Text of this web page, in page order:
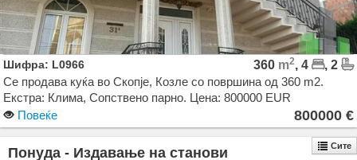
Шифра: L0966 360 m2, 4
, 2
Се продава куќа во Скопје, Козле со површина од 360 m2.
Екстра: Клима, Сопствено парно. Цена: 800000 EUR
Повеќе
800000 €
Понуда - Издавање на станови Сите